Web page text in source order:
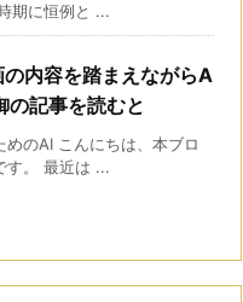
期に恒例と ...
内容を踏まえながらA
の記事を読むと
のAI こんにちは、本ブロ
す。 最近は ...